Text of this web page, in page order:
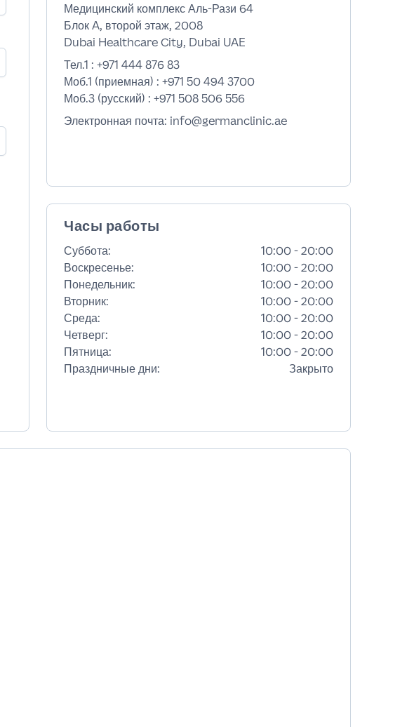
Медицинский комплекс Аль-Рази 64
Блок A, второй этаж, 2008
Dubai Healthcare City, Dubai UAE
Тел.1 :+971 444 876 83
Моб.1 (приемная) :+971 50 494 3700
Моб.3 (русский) :+971 508 506 556
Электронная почта: info@germanclinic.ae
Часы работы
Суббота:
10:00 - 20:00
Воскресенье:
10:00 - 20:00
Понедельник:
10:00 - 20:00
Вторник:
10:00 - 20:00
Среда:
10:00 - 20:00
Четверг:
10:00 - 20:00
Пятница:
10:00 - 20:00
Праздничные дни: Закрыто